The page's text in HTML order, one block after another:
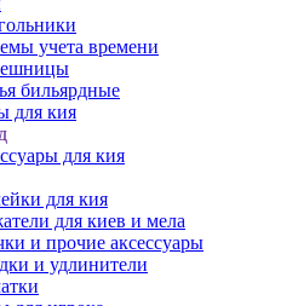
учета времени
бильярдные
для кия
для кия
для кия
для киев и мела
и прочие аксессуары
и удлинители